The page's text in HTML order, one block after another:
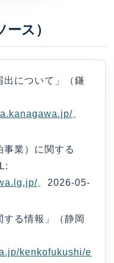
ス）
出について」（鎌
業）に関する
、2026-05-
る情報」（静岡
kenkofukushi/e